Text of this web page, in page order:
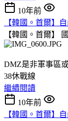
10年前
【韓國。首爾】
【韓國。首爾】
DMZ是非軍事區
38休戰線
繼續閱讀
10年前
【韓國。首爾】